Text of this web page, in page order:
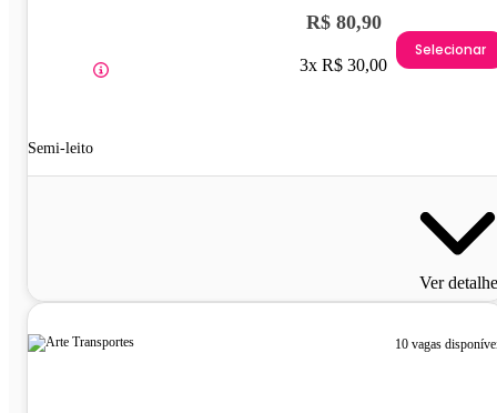
Semi-leito
R$ 80,90
3x R$ 30,00
Selecionar
Ver
10 vagas